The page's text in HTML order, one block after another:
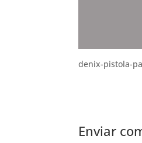
denix-pistola-
Enviar